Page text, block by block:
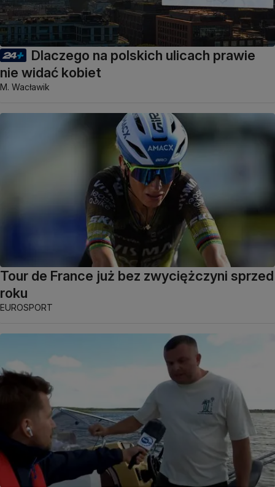
Dlaczego na polskich ulicach prawie
nie widać kobiet
M. Wacławik
Tour de France już bez zwyciężczyni sprzed
roku
EUROSPORT